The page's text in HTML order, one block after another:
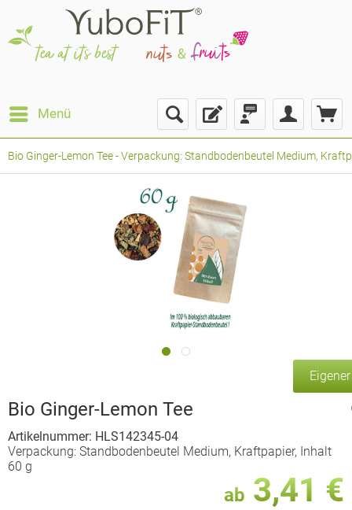
Menü
Bio Ginger-Lemon Tee - Verpackung: Standbodenbeutel Medium,
Bio Ginger-Lemon Tee
Artikelnummer: HLS142345-04
Verpackung: Standbodenbeutel Medium, Kraftpapier, Inhalt
60 g
ab 3,41 €